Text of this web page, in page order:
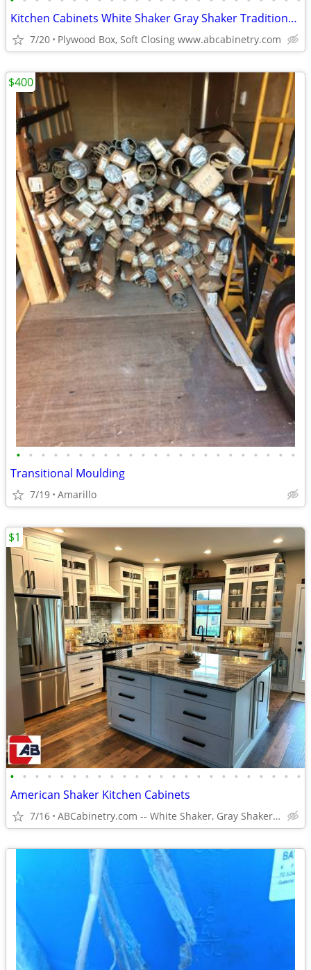
Kitchen Cabinets White Shaker Gray Shaker Traditional Raised Panel
7/20 Plywood Box, Soft Closing www.abcabinetry.com
• • • • • • • • • • • • • • • • • • • • • • •
Transitional Moulding
7/19 Amarillo
$400
• • • • • • • • • • • • • • • • • • • • • • • •
American Shaker Kitchen Cabinets
7/16 ABCabinetry.com -- White Shaker, Gray Shaker, Raised Panel
$1